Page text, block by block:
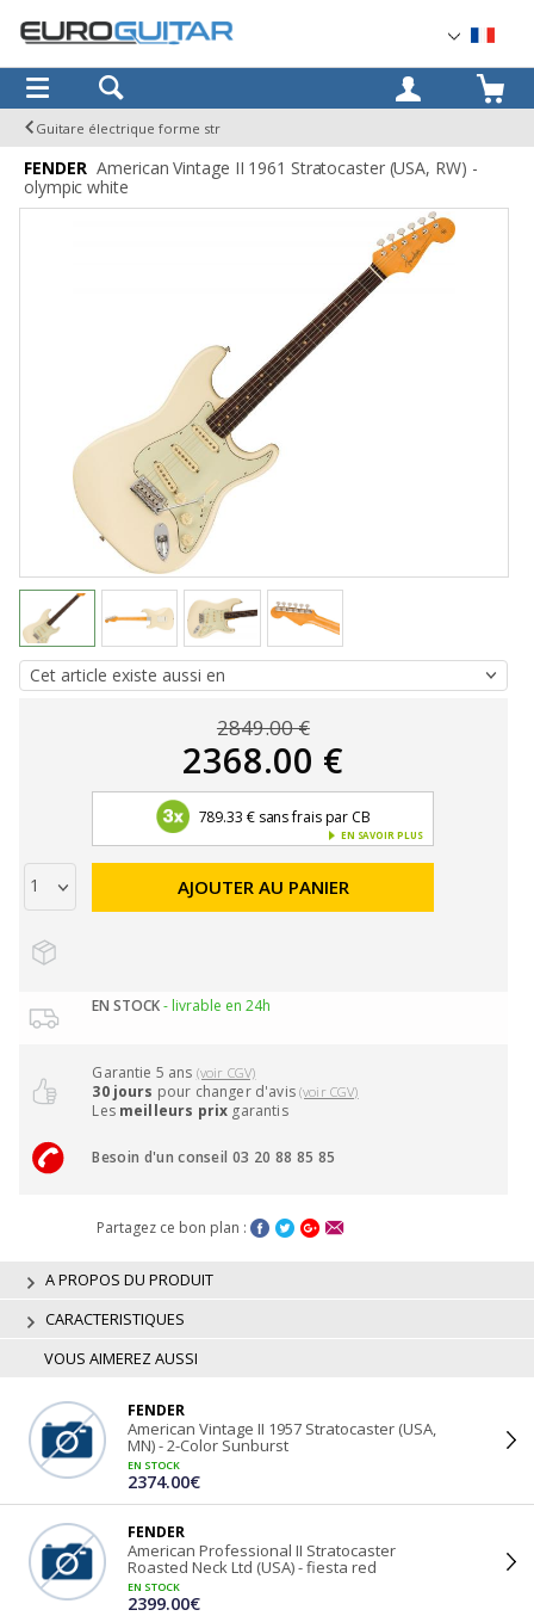
OK
Guitare électrique forme str
FENDER American Vintage II 1961 Stratocaster (USA, RW) -
olympic white
2849.00 €
2368.00 €
789.33 € sans frais par CB
EN SAVOIR PLUS
AJOUTER AU PANIER
EN STOCK- livrable en 24h
Garantie 5 ans (voir CGV)
30 jours pour changer d'avis(voir CGV)
Les meilleurs prix garantis
Besoin d'un conseil 03 20 88 85 85
Partagez ce bon plan :
A PROPOS DU PRODUIT
CARACTERISTIQUES
VOUS AIMEREZ AUSSI
FENDER
American Vintage II 1957 Stratocaster (USA,
MN) - 2-Color Sunburst
EN STOCK
2374.00€
FENDER
American Professional II Stratocaster
Roasted Neck Ltd (USA) - fiesta red
EN STOCK
2399.00€